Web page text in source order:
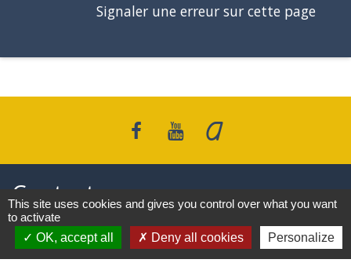
Signaler une erreur sur cette page
Contacts
Commune de Saint-Pierre d’Albigny
31 rue Auguste Domenget - Mail : mairie@mairie-
This site uses cookies and gives you control over what you want
to activate
OK, accept all
Deny all cookies Personalize